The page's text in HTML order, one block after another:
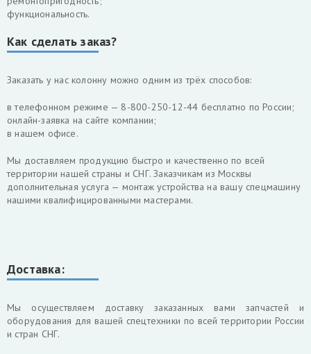
функциональность.
Как сделать заказ?
Заказать у нас колонну можно одним из трёх способов:
в телефонном режиме — 8-800-250-12-44 бесплатно по России;
онлайн-заявка на сайте компании;
в нашем офисе.
Мы доставляем продукцию быстро и качественно по всей
территории нашей страны и СНГ. Заказчикам из Москвы
дополнительная услуга — монтаж устройства на вашу спецмашину
нашими квалифицированными мастерами.
Доставка:
Мы осуществляем доставку заказанных вами запчастей и
оборудования для вашей спецтехники по всей территории России
и стран СНГ.